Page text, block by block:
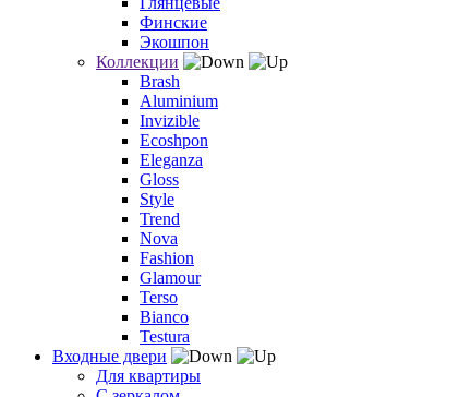
Финские
Экошпон
Коллекции
Brash
Aluminium
Invizible
Ecoshpon
Eleganza
Gloss
Style
Trend
Nova
Fashion
Glamour
Terso
Bianco
Testura
Входные двери
Для квартиры